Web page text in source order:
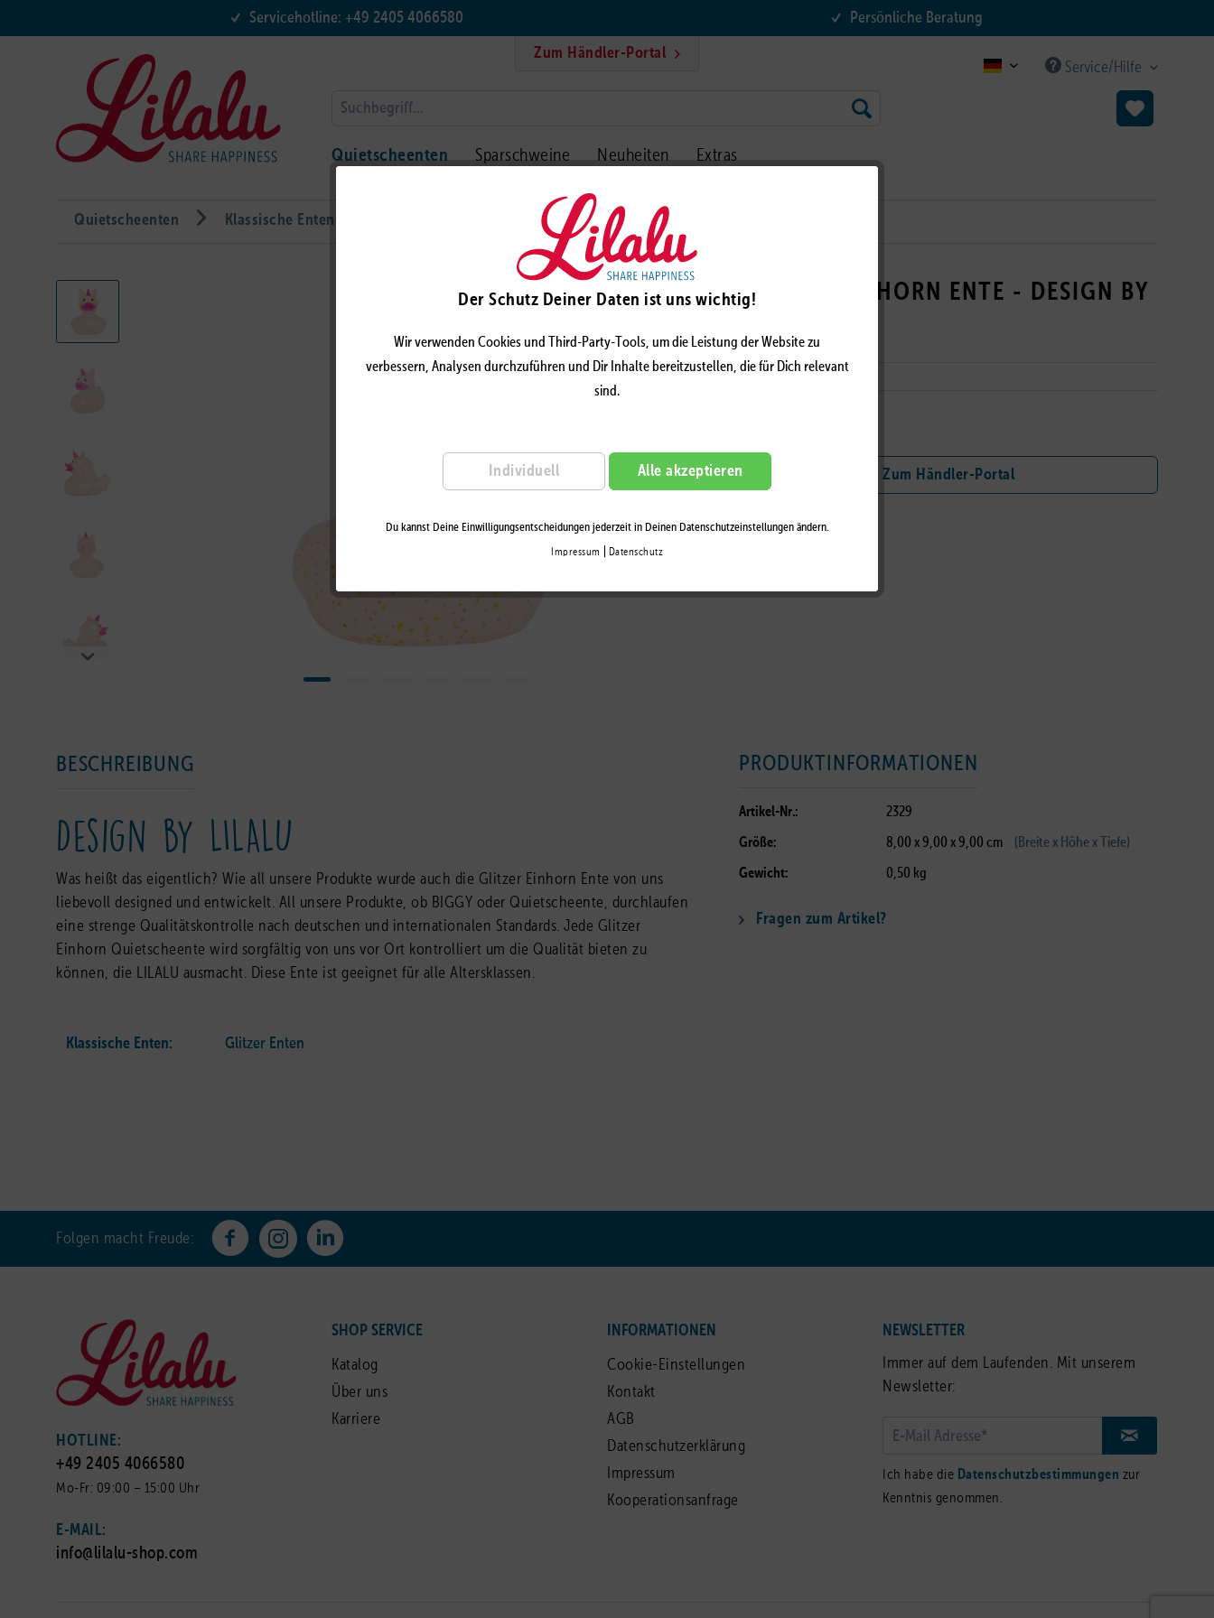
Servicehotline: +49 2405 4066580 Persönliche Beratung
Zum Händler-Portal
B2C DE
Service/Hilfe
Quietscheenten Sparschweine Neuheiten Extras
Der Schutz Deiner Daten ist uns wichtig!
Wir verwenden Cookies und Third-Party-Tools, um die Leistung der Website zu
verbessern, Analysen durchzuführen und Dir Inhalte bereitzustellen, die für Dich relevant
sind.
Individuell Alle akzeptieren
Du kannst Deine Einwilligungsentscheidungen jederzeit in Deinen Datenschutzeinstellungen ändern.
Impressum Datenschutz
Quietscheenten Klassische Enten
GLITZER EINHORN ENTE - DESIGN BY
Zum Händler-Portal
BESCHREIBUNG
Design by LILALU
Was heißt das eigentlich? Wie all unsere Produkte wurde auch die Glitzer Einhorn Ente von uns
liebevoll designed und entwickelt. All unsere Produkte, ob BIGGY oder Quietscheente, durchlaufen
eine strenge Qualitätskontrolle nach deutschen und internationalen Standards. Jede Glitzer
Einhorn Quietscheente wird sorgfältig von uns vor Ort kontrolliert um die Qualität bieten zu
können, die LILALU ausmacht. Diese Ente ist geeignet für alle Altersklassen.
Klassische Enten: Glitzer Enten
PRODUKTINFORMATIONEN
Artikel-Nr.: 2329
Größe: 8,00 x 9,00 x 9,00 cm (Breite x Höhe x Tiefe)
Gewicht: 0,50 kg
Fragen zum Artikel?
Folgen macht Freude:
HOTLINE:
+49 2405 4066580
Mo-Fr: 09:00 – 15:00 Uhr
E-MAIL:
info@lilalu-shop.com
SHOP SERVICE
Katalog
Über uns
Karriere
INFORMATIONEN
Cookie-Einstellungen
Kontakt
AGB
Datenschutzerklärung
Impressum
Kooperationsanfrage
NEWSLETTER
Immer auf dem Laufenden. Mit unserem
Newsletter:
Ich habe die Datenschutzbestimmungen zur
Kenntnis genommen.